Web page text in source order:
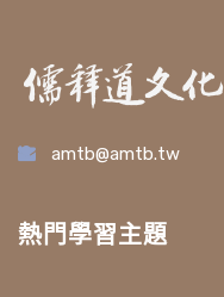
amtb@amtb.tw
熱門學習主題